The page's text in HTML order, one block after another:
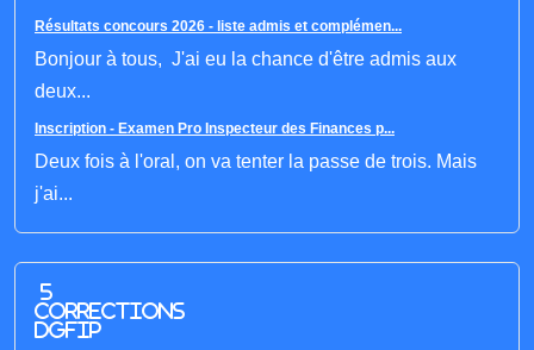
Résultats concours 2026 - liste admis et complémen...
Bonjour à tous, J'ai eu la chance d'être admis aux
deux...
Inscription - Examen Pro Inspecteur des Finances p...
Deux fois à l'oral, on va tenter la passe de trois. Mais
j'ai...
5
corrections
DGFIP